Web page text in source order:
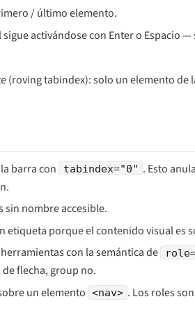
/ último elemento.
activándose con Enter o Espacio
(roving tabindex): solo un elemento de
barra con tabindex="0" . Esto
sin nombre accesible.
etiqueta porque el contenido visual es
con la semántica de
flecha, group no.
un elemento <nav> . Los roles